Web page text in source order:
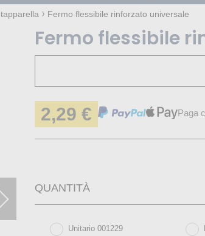
Fermo flessibile rinforzato universale
Fermo flessibile
2,29 € Paga
QUANTITÀ
Unitario 001229